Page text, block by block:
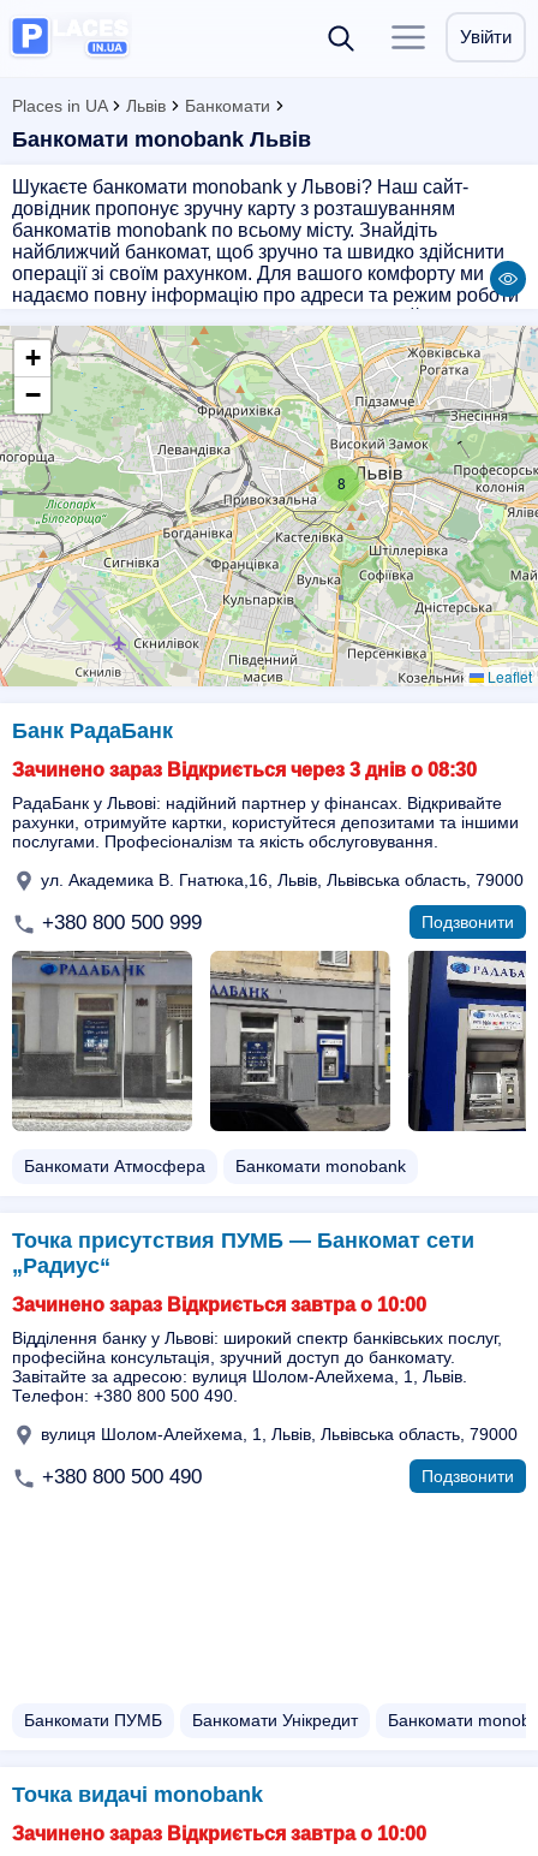
Увійти
Places in UA Львів Банкомати
Банкомати monobank Львів
Шукаєте банкомати monobank у Львові? Наш сайт-
довідник пропонує зручну карту з розташуванням
банкоматів monobank по всьому місту. Знайдіть
найближчий банкомат, щоб зручно та швидко здійснити
операції зі своїм рахунком. Для вашого комфорту ми
надаємо повну інформацію про адреси та режим роботи
сайт, щоб зекономити час та знайти найближчий
банкомат monobank з легкістю.
8
+
−
Leaflet
Банк РадаБанк
Зачинено зараз Відкриється через 3 днів о 08:30
РадаБанк у Львові: надійний партнер у фінансах. Відкривайте
рахунки, отримуйте картки, користуйтеся депозитами та іншими
послугами. Професіоналізм та якість обслуговування.
ул. Академика В. Гнатюка,16, Львів, Львівська область, 79000
+380 800 500 999 Подзвонити
Банкомати Атмосфера Банкомати monobank
Точка присутствия ПУМБ — Банкомат сети
„Радиус“
Зачинено зараз Відкриється завтра о 10:00
Відділення банку у Львові: широкий спектр банківських послуг,
професійна консультація, зручний доступ до банкомату.
Завітайте за адресою: вулиця Шолом-Алейхема, 1, Львів.
Телефон: +380 800 500 490.
вулиця Шолом-Алейхема, 1, Львів, Львівська область, 79000
+380 800 500 490 Подзвонити
Банкомати ПУМБ Банкомати Унікредит Банкомати
Точка видачі monobank
Зачинено зараз Відкриється завтра о 10:00